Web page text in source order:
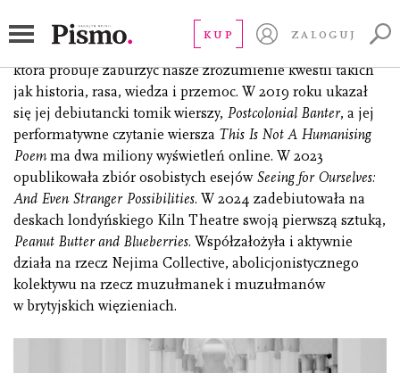
KUP ZALOGUJ
Manzoor-Khan Suhaiymah
pisarka, poetka, dramaturżka, edukatorka i aktywistka,
która próbuje zaburzyć nasze zrozumienie kwestii takich
jak historia, rasa, wiedza i przemoc. W 2019 roku ukazał
się jej debiutancki tomik wierszy, Postcolonial Banter, a jej
performatywne czytanie wiersza This Is Not A Humanising
Poem ma dwa miliony wyświetleń online. W 2023
opublikowała zbiór osobistych esejów Seeing for Ourselves:
And Even Stranger Possibilities. W 2024 zadebiutowała na
deskach londyńskiego Kiln Theatre swoją pierwszą sztuką,
Peanut Butter and Blueberries. Współzałożyła i aktywnie
działa na rzecz Nejima Collective, abolicjonistycznego
kolektywu na rzecz muzułmanek i muzułmanów
w brytyjskich więzieniach.